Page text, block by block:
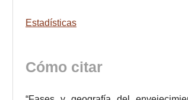
Estadísticas
Cómo citar